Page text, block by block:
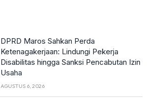
DPRD Maros Sahkan Perda
Ketenagakerjaan: Lindungi Pekerja
Disabilitas hingga Sanksi Pencabutan Izin
Usaha
AGUSTUS 6, 2026